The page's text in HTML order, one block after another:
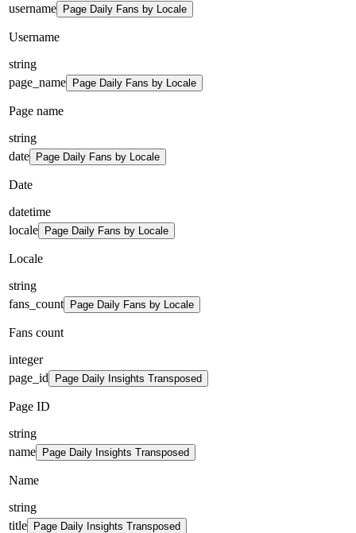
username
Page Daily Fans by Locale
Username
string
page_name
Page Daily Fans by Locale
Page name
string
date
Page Daily Fans by Locale
Date
datetime
locale
Page Daily Fans by Locale
Locale
string
fans_count
Page Daily Fans by Locale
Fans count
integer
page_id
Page Daily Insights Transposed
Page ID
string
name
Page Daily Insights Transposed
Name
string
title
Page Daily Insights Transposed